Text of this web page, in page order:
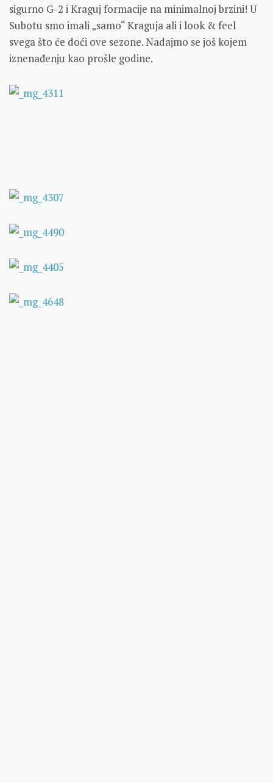
sigurno G-2 i Kraguj formacije na minimalnoj brzini! U
Subotu smo imali „samo“ Kraguja ali i look & feel
svega što će doći ove sezone. Nadajmo se još kojem
iznenađenju kao prošle godine.